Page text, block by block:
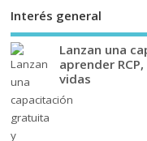
Interés general
Lanzan una
aprender
vidas